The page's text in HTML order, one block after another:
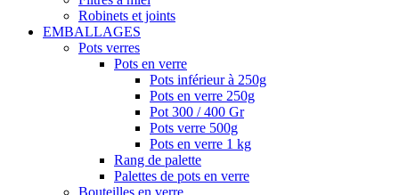
Robinets et joints
EMBALLAGES
Pots verres
Pots en verre
Pots inférieur à 250g
Pots en verre 250g
Pot 300 / 400 Gr
Pots verre 500g
Pots en verre 1 kg
Rang de palette
Palettes de pots en verre
Bouteilles en verre